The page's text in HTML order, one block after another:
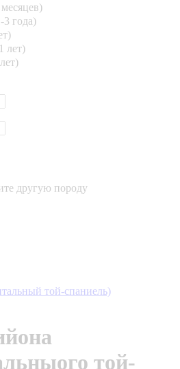
года)
лет)
другую породу
той-спаниель)
той-